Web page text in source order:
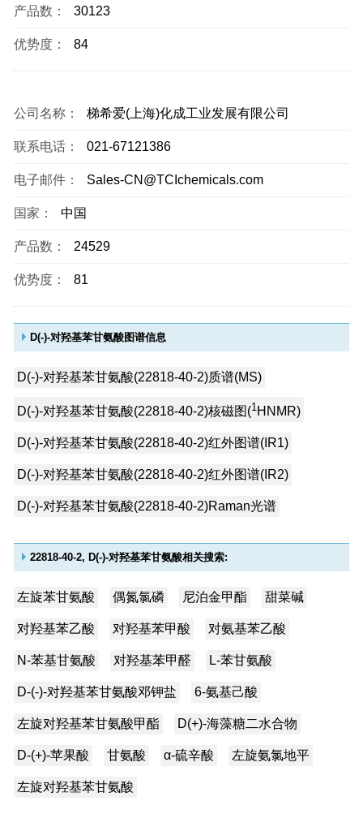
产品数： 30123
优势度： 84
公司名称： 梯希爱(上海)化成工业发展有限公司
联系电话： 021-67121386
电子邮件： Sales-CN@TCIchemicals.com
国家： 中国
产品数： 24529
优势度： 81
D(-)-对羟基苯甘氨酸图谱信息
D(-)-对羟基苯甘氨酸(22818-40-2)质谱(MS)
D(-)-对羟基苯甘氨酸(22818-40-2)核磁图(1HNMR)
D(-)-对羟基苯甘氨酸(22818-40-2)红外图谱(IR1)
D(-)-对羟基苯甘氨酸(22818-40-2)红外图谱(IR2)
D(-)-对羟基苯甘氨酸(22818-40-2)Raman光谱
22818-40-2, D(-)-对羟基苯甘氨酸相关搜索:
左旋苯甘氨酸 偶氮氯磷 尼泊金甲酯 甜菜碱
对羟基苯乙酸 对羟基苯甲酸 对氨基苯乙酸
N-苯基甘氨酸 对羟基苯甲醛 L-苯甘氨酸
D-(-)-对羟基苯甘氨酸邓钾盐 6-氨基己酸
左旋对羟基苯甘氨酸甲酯 D(+)-海藻糖二水合物
D-(+)-苹果酸 甘氨酸 α-硫辛酸 左旋氨氯地平
左旋对羟基苯甘氨酸